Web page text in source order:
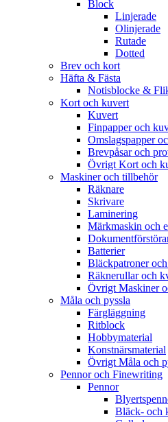
Block
Linjerade
Olinjerade
Rutade
Dotted
Brev och kort
Häfta & Fästa
Notisblocke &
Kort och kuvert
Kuvert
Finpapper och
Omslagspapper
Brevpåsar och
Övrigt Kort och
Maskiner och tillbehör
Räknare
Skrivare
Laminering
Märkmaskin och
Batterier
Bläckpatroner
Räknerullar och
Övrigt Maskiner
Måla och pyssla
Färgläggning
Ritblock
Hobbymaterial
Konstnärsmaterial
Övrigt Måla och
Pennor och Finewriting
Pennor
Bläck- och